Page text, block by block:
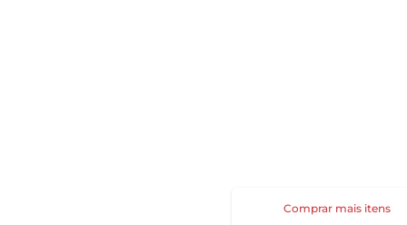
Comprar mais itens